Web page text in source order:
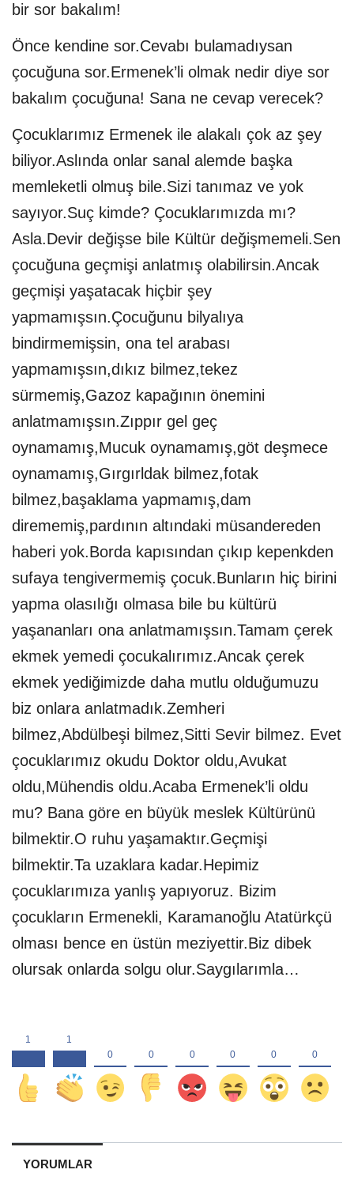
bir sor bakalım!
Önce kendine sor.Cevabı bulamadıysan
çocuğuna sor.Ermenek’li olmak nedir diye sor
bakalım çocuğuna! Sana ne cevap verecek?
Çocuklarımız Ermenek ile alakalı çok az şey
biliyor.Aslında onlar sanal alemde başka
memleketli olmuş bile.Sizi tanımaz ve yok
sayıyor.Suç kimde? Çocuklarımızda mı?
Asla.Devir değişse bile Kültür değişmemeli.Sen
çocuğuna geçmişi anlatmış olabilirsin.Ancak
geçmişi yaşatacak hiçbir şey
yapmamışsın.Çocuğunu bilyalıya
bindirmemişsin, ona tel arabası
yapmamışsın,dıkız bilmez,tekez
sürmemiş,Gazoz kapağının önemini
anlatmamışsın.Zıppır gel geç
oynamamış,Mucuk oynamamış,göt deşmece
oynamamış,Gırgırldak bilmez,fotak
bilmez,başaklama yapmamış,dam
dirememiş,pardının altındaki müsandereden
haberi yok.Borda kapısından çıkıp kepenkden
sufaya tengivermemiş çocuk.Bunların hiç birini
yapma olasılığı olmasa bile bu kültürü
yaşananları ona anlatmamışsın.Tamam çerek
ekmek yemedi çocukalırımız.Ancak çerek
ekmek yediğimizde daha mutlu olduğumuzu
biz onlara anlatmadık.Zemheri
bilmez,Abdülbeşi bilmez,Sitti Sevir bilmez. Evet
çocuklarımız okudu Doktor oldu,Avukat
oldu,Mühendis oldu.Acaba Ermenek’li oldu
mu? Bana göre en büyük meslek Kültürünü
bilmektir.O ruhu yaşamaktır.Geçmişi
bilmektir.Ta uzaklara kadar.Hepimiz
çocuklarımıza yanlış yapıyoruz. Bizim
çocukların Ermenekli, Karamanoğlu Atatürkçü
olması bence en üstün meziyettir.Biz dibek
olursak onlarda solgu olur.Saygılarımla…
YORUMLAR